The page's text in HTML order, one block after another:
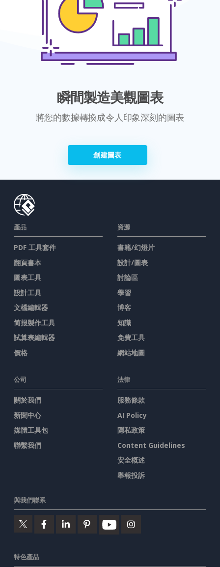
瞬間製造美觀圖表
將您的數據轉換成令人印象深刻的圖表
創建圖表
產品
PDF 工具套件
翻頁書本
圖表工具
設計工具
文檔編輯器
简报製作工具
試算表編輯器
價格
資源
書籍/幻燈片
設計/圖表
討論區
學習
博客
知識
免費工具
網站地圖
公司
關於我們
新聞中心
媒體工具包
聯繫我們
法律
服務條款
AI Policy
隱私政策
Content Guidelines
安全概述
舉報投訴
與我們聯系
特色產品